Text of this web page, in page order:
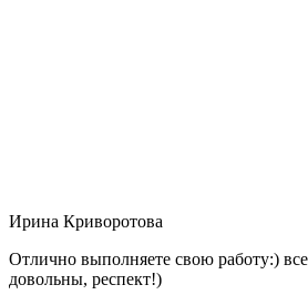
Ирина Криворотова
Отлично выполняете свою работу:)
довольны, респект!)